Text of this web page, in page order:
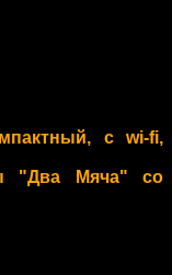
с wi-fi,
"Два Мяча" со